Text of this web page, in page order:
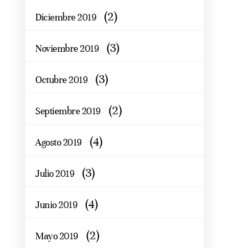
Diciembre 2019 (2)
Noviembre 2019 (3)
Octubre 2019 (3)
Septiembre 2019 (2)
Agosto 2019 (4)
Julio 2019 (3)
Junio 2019 (4)
Mayo 2019 (2)